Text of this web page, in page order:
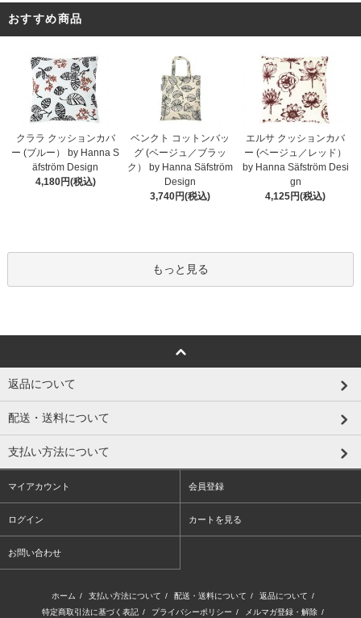
おすすめ商品
クララ クッションカバ
ー (ブルー） by Hanna S
äfström Design
4,180円(税込)
ベンクト コットンバッ
グ (ベージュ／ブラッ
ク） by Hanna Säfström
Design
3,740円(税込)
エルサ クッションカバ
ー (ベージュ／レッド）
by Hanna Säfström Desi
gn
4,125円(税込)
もっと見る
返品について
配送・送料について
支払い方法について
マイアカウント 会員登録
ログイン カートを見る
お問い合わせ
ホーム / 支払い方法について / 配送・送料について / 返品について /
特定商取引法に基づく表記 / プライバシーポリシー / メルマガ登録・解除 /